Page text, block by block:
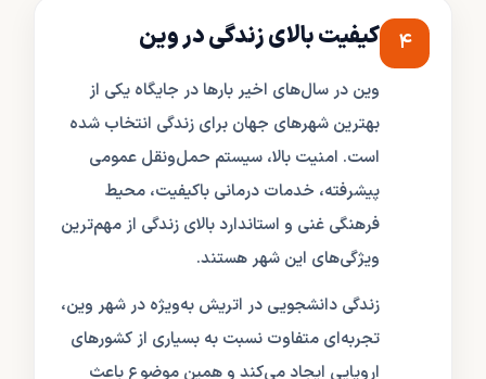
۴ کیفیت بالای زندگی در وین
وین در سال‌های اخیر بارها در جایگاه یکی از
بهترین شهرهای جهان برای زندگی انتخاب شده
است. امنیت بالا، سیستم حمل‌ونقل عمومی
پیشرفته، خدمات درمانی باکیفیت، محیط
فرهنگی غنی و استاندارد بالای زندگی از مهم‌ترین
ویژگی‌های این شهر هستند.
زندگی دانشجویی در اتریش به‌ویژه در شهر وین،
تجربه‌ای متفاوت نسبت به بسیاری از کشورهای
اروپایی ایجاد می‌کند و همین موضوع باعث